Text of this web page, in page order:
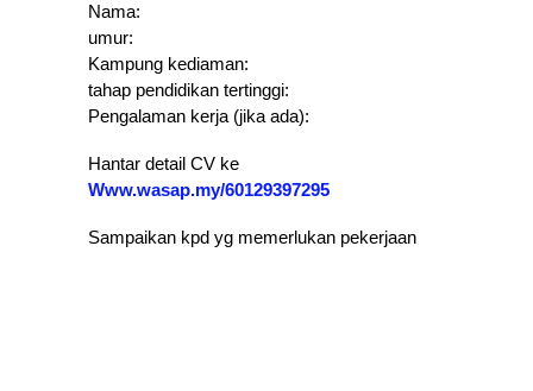
Nama:
umur:
Kampung kediaman:
tahap pendidikan tertinggi:
Pengalaman kerja (jika ada):
Hantar detail CV ke
Www.wasap.my/60129397295
Sampaikan kpd yg memerlukan pekerjaan